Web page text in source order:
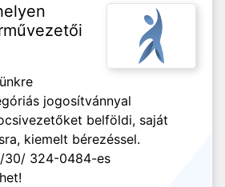
jogosítvánnyal
belföldi, saját
kiemelt bérezéssel.
30/ 324-0484-es